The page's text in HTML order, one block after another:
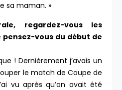
sa maman. »
regardez-vous les
pensez-vous du début de
! Dernièrement j’avais un
le match de Coupe de
vu après qu’on avait été